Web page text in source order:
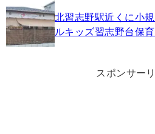
北習志野駅近くに小
ルキッズ習志野台保
スポンサー